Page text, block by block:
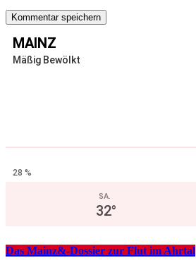
MAINZ
Mäßig Bewölkt
28 %
SA.
32°
Das Mainz&-Dossier zur Flut im Ahrtal